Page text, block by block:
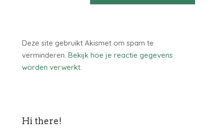
Deze site gebruikt Akismet om spam te
verminderen. Bekijk hoe je reactie gegevens
worden verwerkt.
Hi there!